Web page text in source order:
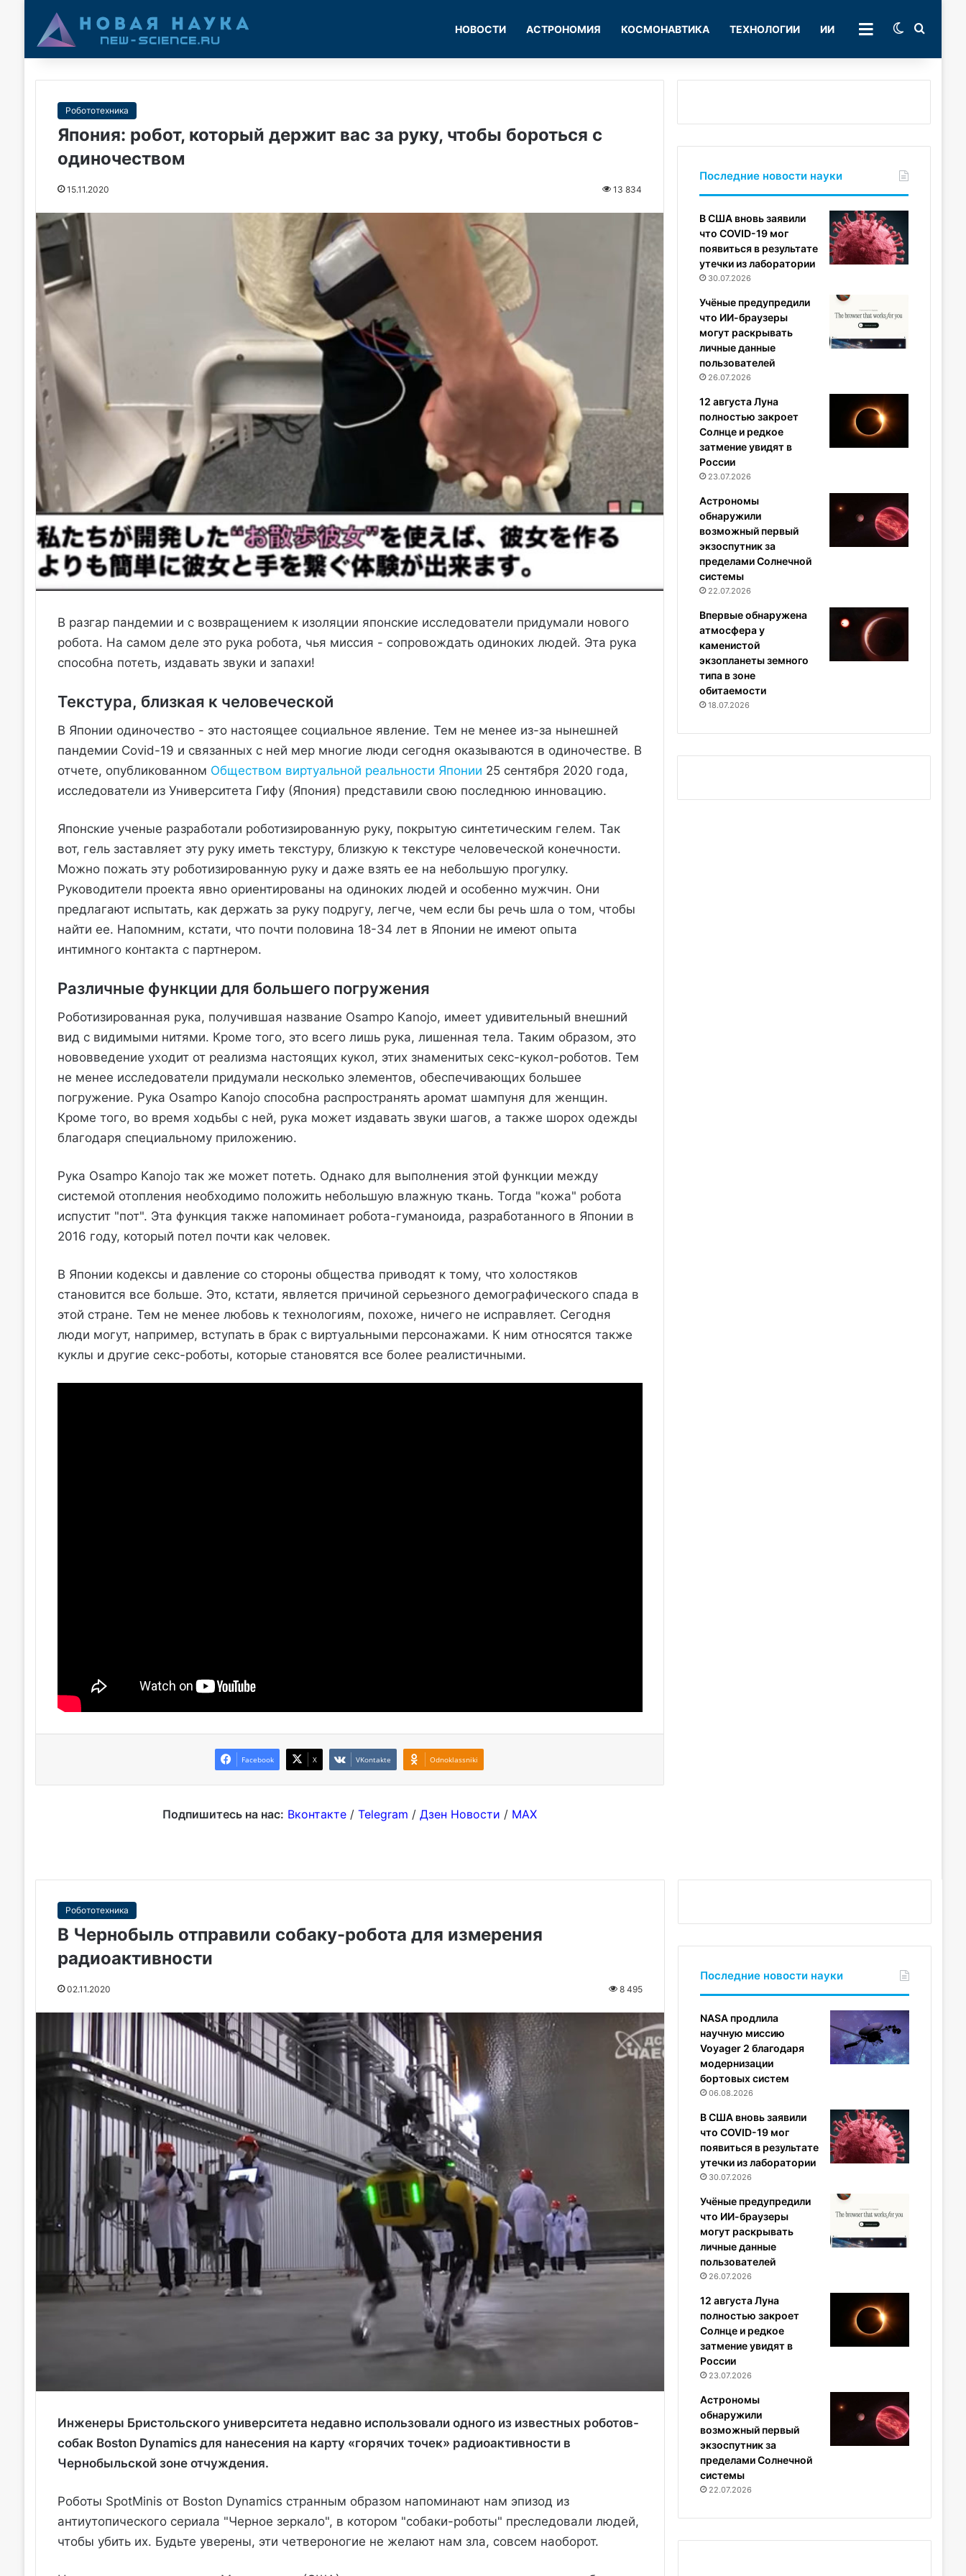
НОВОСТИ АСТРОНОМИЯ КОСМОНАВТИКА ТЕХНОЛОГИИ ИИ РУБРИКИSwitch skin
Робототехника
Япония: робот, который держит вас за руку, чтобы бороться с
одиночеством
15.11.2020 13 834
В разгар пандемии и с возвращением к изоляции японские исследователи придумали нового
робота. На самом деле это рука робота, чья миссия - сопровождать одиноких людей. Эта рука
способна потеть, издавать звуки и запахи!
Текстура, близкая к человеческой
В Японии одиночество - это настоящее социальное явление. Тем не менее из-за нынешней
пандемии Covid-19 и связанных с ней мер многие люди сегодня оказываются в одиночестве. В
отчете, опубликованном Обществом виртуальной реальности Японии 25 сентября 2020 года,
исследователи из Университета Гифу (Япония) представили свою последнюю инновацию.
Японские ученые разработали роботизированную руку, покрытую синтетическим гелем. Так
вот, гель заставляет эту руку иметь текстуру, близкую к текстуре человеческой конечности.
Можно пожать эту роботизированную руку и даже взять ее на небольшую прогулку.
Руководители проекта явно ориентированы на одиноких людей и особенно мужчин. Они
предлагают испытать, как держать за руку подругу, легче, чем если бы речь шла о том, чтобы
найти ее. Напомним, кстати, что почти половина 18-34 лет в Японии не имеют опыта
интимного контакта с партнером.
Различные функции для большего погружения
Роботизированная рука, получившая название Osampo Kanojo, имеет удивительный внешний
вид с видимыми нитями. Кроме того, это всего лишь рука, лишенная тела. Таким образом, это
нововведение уходит от реализма настоящих кукол, этих знаменитых секс-кукол-роботов. Тем
не менее исследователи придумали несколько элементов, обеспечивающих большее
погружение. Рука Osampo Kanojo способна распространять аромат шампуня для женщин.
Кроме того, во время ходьбы с ней, рука может издавать звуки шагов, а также шорох одежды
благодаря специальному приложению.
Рука Osampo Kanojo так же может потеть. Однако для выполнения этой функции между
системой отопления необходимо положить небольшую влажную ткань. Тогда "кожа" робота
испустит "пот". Эта функция также напоминает робота-гуманоида, разработанного в Японии в
2016 году, который потел почти как человек.
В Японии кодексы и давление со стороны общества приводят к тому, что холостяков
становится все больше. Это, кстати, является причиной серьезного демографического спада в
этой стране. Тем не менее любовь к технологиям, похоже, ничего не исправляет. Сегодня
люди могут, например, вступать в брак с виртуальными персонажами. К ним относятся также
куклы и другие секс-роботы, которые становятся все более реалистичными.
Facebook X VKontakte Odnoklassniki
Подпишитесь на нас: Вконтакте/ Telegram / Дзен Новости / MAX
Последние новости науки
В США вновь заявили
что COVID-19 мог
появиться в результате
утечки из лаборатории
30.07.2026
Учёные предупредили
что ИИ-браузеры
могут раскрывать
личные данные
пользователей
26.07.2026
12 августа Луна
полностью закроет
Солнце и редкое
затмение увидят в
России
23.07.2026
Астрономы
обнаружили
возможный первый
экзоспутник за
пределами Солнечной
системы
22.07.2026
Впервые обнаружена
атмосфера у
каменистой
экзопланеты земного
типа в зоне
обитаемости
18.07.2026